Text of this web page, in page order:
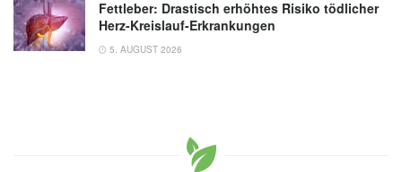
Fettleber: Drastisch erhöhtes Risiko tödlicher
Herz-Kreislauf-Erkrankungen
5. AUGUST 2026